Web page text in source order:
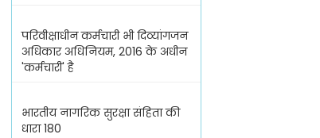
परिवीक्षाधीन कर्मचारी भी दिव्यांगजन
अधिकार अधिनियम, 2016 के अधीन
'कर्मचारी' है
भारतीय नागरिक सुरक्षा संहिता की
धारा 180